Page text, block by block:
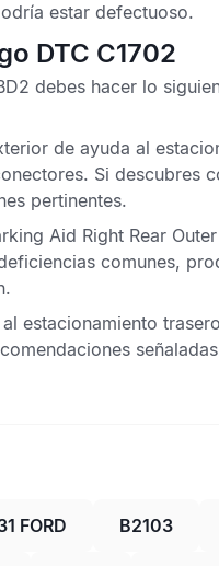
estar defectuoso.
DTC C1702
debes hacer lo
de ayuda al
Si descubres
pertinentes.
Aid Right Rear
comunes,
estacionamiento
FORD B2103